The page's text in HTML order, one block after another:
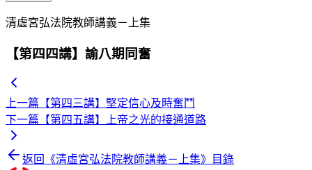
清虛宮弘法院教師講義－上集
【第四四講】諭八期同奮
上一篇 【第四三講】堅定信心及時奮鬥
下一篇 【第四五講】上帝之光的接通道路
返回《清虛宮弘法院教師講義－上集》目錄